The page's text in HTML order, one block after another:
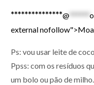
***************@ ******
external
Ps: vou usar leite de
Ppss: com os resíduos
um bolo ou pão de milho.